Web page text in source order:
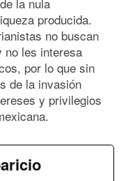
producida.
no buscan
no les interesa
por lo que sin
de la invasión
y privilegios